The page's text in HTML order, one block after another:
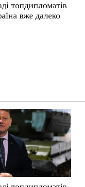
топдипломатів
вже далеко